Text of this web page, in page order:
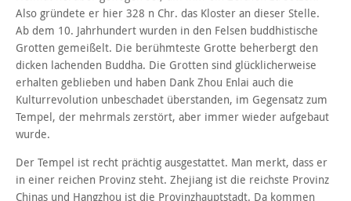
Also gründete er hier 328 n Chr. das Kloster an dieser Stelle.
Ab dem 10. Jahrhundert wurden in den Felsen buddhistische
Grotten gemeißelt. Die berühmteste Grotte beherbergt den
dicken lachenden Buddha. Die Grotten sind glücklicherweise
erhalten geblieben und haben Dank Zhou Enlai auch die
Kulturrevolution unbeschadet überstanden, im Gegensatz zum
Tempel, der mehrmals zerstört, aber immer wieder aufgebaut
wurde.
Der Tempel ist recht prächtig ausgestattet. Man merkt, dass er
in einer reichen Provinz steht. Zhejiang ist die reichste Provinz
Chinas und Hangzhou ist die Provinzhauptstadt. Da kommen